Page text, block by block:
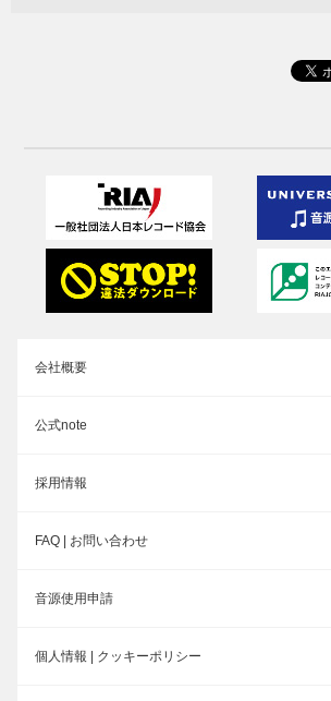
会社概要
公式note
採用情報
FAQ | お問い合わせ
音源使用申請
個人情報 | クッキーポリシー